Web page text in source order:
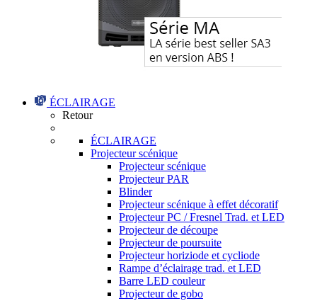
ÉCLAIRAGE
Retour
ÉCLAIRAGE
Projecteur scénique
Projecteur scénique
Projecteur PAR
Blinder
Projecteur scénique à effet décoratif
Projecteur PC / Fresnel Trad. et LED
Projecteur de découpe
Projecteur de poursuite
Projecteur horiziode et cycliode
Rampe d’éclairage trad. et LED
Barre LED couleur
Projecteur de gobo